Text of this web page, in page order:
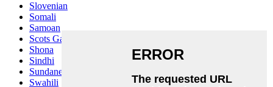
Slovenian
Somali
Samoan
Scots Gaelic
Shona
Sindhi
Sundanese
Swahili